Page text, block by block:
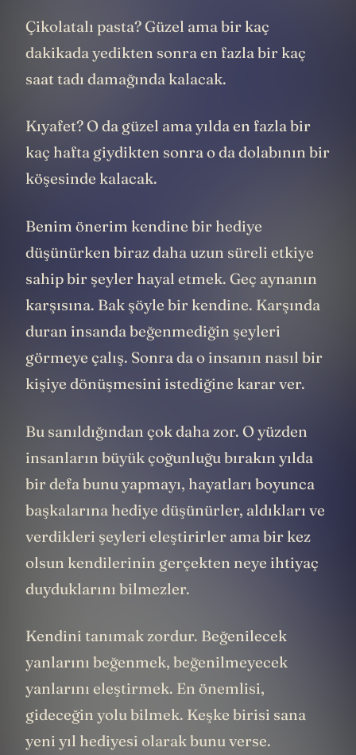
Çikolatalı pasta? Güzel ama bir kaç
dakikada yedikten sonra en fazla bir kaç
saat tadı damağında kalacak.
Kıyafet? O da güzel ama yılda en fazla bir
kaç hafta giydikten sonra o da dolabının bir
köşesinde kalacak.
Benim önerim kendine bir hediye
düşünürken biraz daha uzun süreli etkiye
sahip bir şeyler hayal etmek. Geç aynanın
karşısına. Bak şöyle bir kendine. Karşında
duran insanda beğenmediğin şeyleri
görmeye çalış. Sonra da o insanın nasıl bir
kişiye dönüşmesini istediğine karar ver.
Bu sanıldığından çok daha zor. O yüzden
insanların büyük çoğunluğu bırakın yılda
bir defa bunu yapmayı, hayatları boyunca
başkalarına hediye düşünürler, aldıkları ve
verdikleri şeyleri eleştirirler ama bir kez
olsun kendilerinin gerçekten neye ihtiyaç
duyduklarını bilmezler.
Kendini tanımak zordur. Beğenilecek
yanlarını beğenmek, beğenilmeyecek
yanlarını eleştirmek. En önemlisi,
gideceğin yolu bilmek. Keşke birisi sana
yeni yıl hediyesi olarak bunu verse.